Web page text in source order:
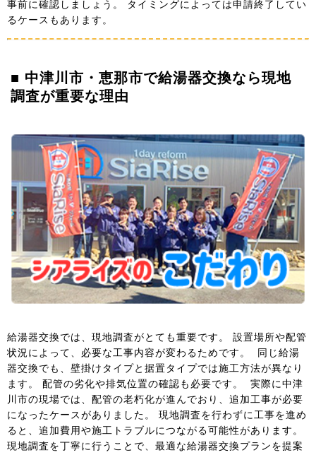
事前に確認しましょう。 タイミングによっては申請終了してい
るケースもあります。
■ 中津川市・恵那市で給湯器交換なら現地
調査が重要な理由
給湯器交換では、現地調査がとても重要です。 設置場所や配管
状況によって、必要な工事内容が変わるためです。 同じ給湯
器交換でも、壁掛けタイプと据置タイプでは施工方法が異なり
ます。 配管の劣化や排気位置の確認も必要です。 実際に中津
川市の現場では、配管の老朽化が進んでおり、追加工事が必要
になったケースがありました。 現地調査を行わずに工事を進め
ると、追加費用や施工トラブルにつながる可能性があります。
現地調査を丁寧に行うことで、最適な給湯器交換プランを提案